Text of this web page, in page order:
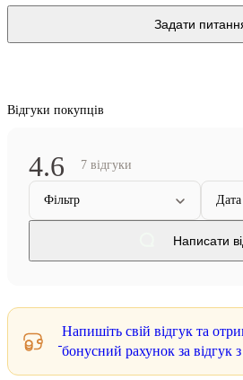
Задати
Відгуки покупців
4.6 7 відгуки
Фільтр Дата
Написати
Напишіть свій відгук та
бонусний рахунок за відгук